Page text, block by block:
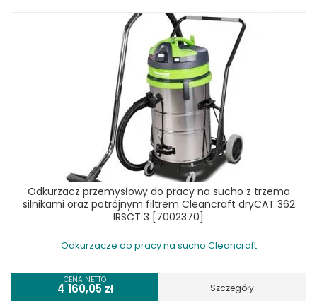
Odkurzacz przemysłowy do pracy na sucho z trzema
silnikami oraz potrójnym filtrem Cleancraft dryCAT 362
IRSCT 3 [7002370]
Odkurzacze do pracy na sucho Cleancraft
CENA NETTO
4 160,05 zł Szczegóły